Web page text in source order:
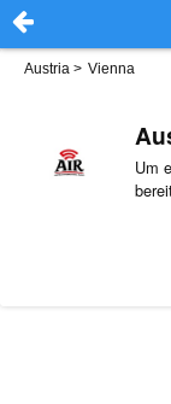
Austria > Vienna
Um